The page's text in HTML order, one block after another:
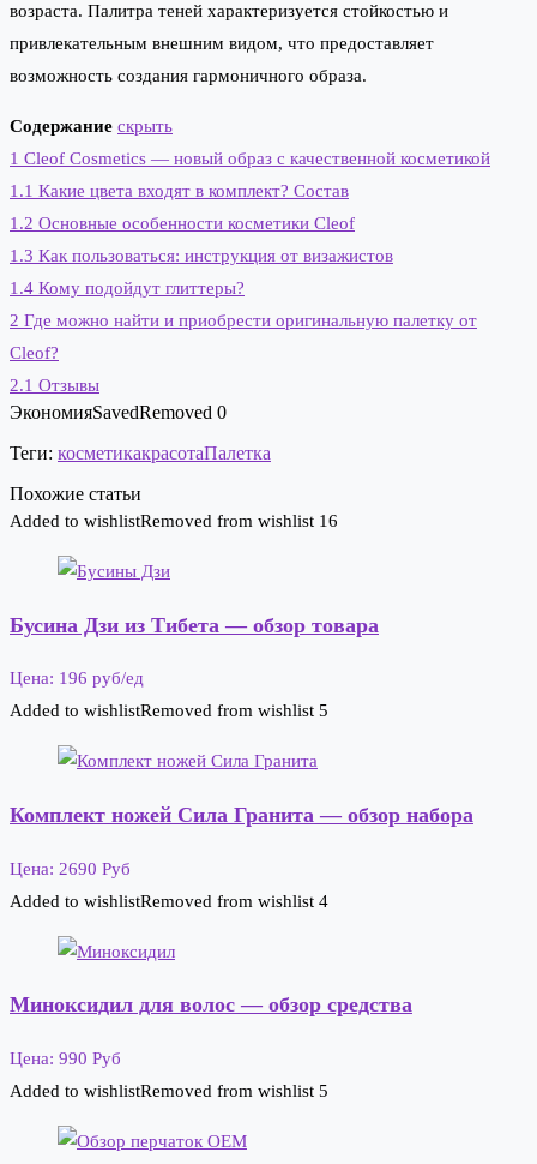
возраста. Палитра теней характеризуется стойкостью и
привлекательным внешним видом, что предоставляет
возможность создания гармоничного образа.
Содержание скрыть
1 Cleof Cosmetics — новый образ с качественной косметикой
1.1 Какие цвета входят в комплект? Состав
1.2 Основные особенности косметики Cleof
1.3 Как пользоваться: инструкция от визажистов
1.4 Кому подойдут глиттеры?
2 Где можно найти и приобрести оригинальную палетку от
Cleof?
2.1 Отзывы
ЭкономияSavedRemoved 0
Теги: косметикакрасотаПалетка
Похожие статьи
Added to wishlistRemoved from wishlist 16
Бусина Дзи из Тибета — обзор товара
Цена: 196 руб/ед
Added to wishlistRemoved from wishlist 5
Комплект ножей Сила Гранита — обзор набора
Цена: 2690 Руб
Added to wishlistRemoved from wishlist 4
Миноксидил для волос — обзор средства
Цена: 990 Руб
Added to wishlistRemoved from wishlist 5